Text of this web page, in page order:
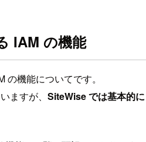
IAM の機能
機能についてです。
ますが、 SiteWise では基本的